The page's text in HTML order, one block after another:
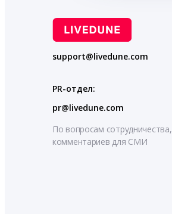
support@livedune.com
PR-отдел:
pr@livedune.com
По вопросам сотрудничества,
комментариев для СМИ